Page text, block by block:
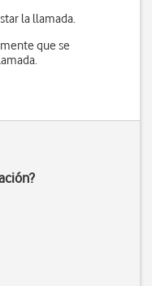
la llamada.
que se